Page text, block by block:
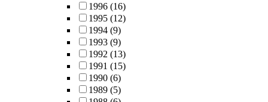
1996 (16)
1995 (12)
1994 (9)
1993 (9)
1992 (13)
1991 (15)
1990 (6)
1989 (5)